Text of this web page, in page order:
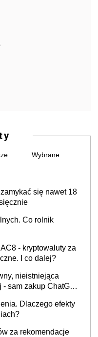
Wybrane
się nawet 18
Co rolnik
- kryptowaluty za
I co dalej?
nieistniejąca
sam zakup ChatGPT
Dlaczego efekty
za rekomendacje